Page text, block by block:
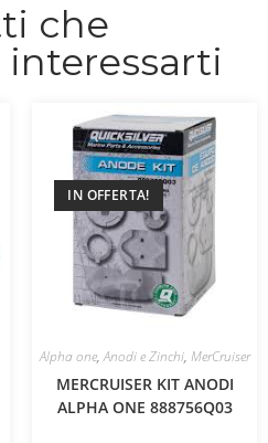
che
IN OFFERTA!
Alpha one,Anodi e Zinchi, MerCruiser
MERCRUISER KIT ANODI
ALPHA ONE 888756Q03